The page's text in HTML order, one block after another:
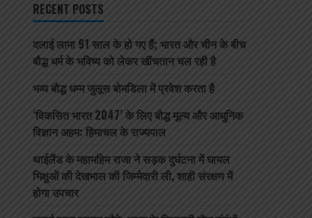
RECENT POSTS
दलाई लामा 91 साल के हो गए हैं; भारत और चीन के बीच
बौद्ध धर्म के भविष्य को लेकर खींचतान चल रही है
भव्य बौद्ध धम्म जुलूस बोमडिला में प्रवेश करता है
‘विकसित भारत 2047’ के लिए बौद्ध मूल्य और आधुनिक
विज्ञान अहम: हिमाचल के राज्यपाल
थाईलैंड के महामहिम राजा ने सड़क दुर्घटना में घायल
भिक्षुओं की देखभाल की जिम्मेदारी ली, शाही संरक्षण में
होगा उपचार